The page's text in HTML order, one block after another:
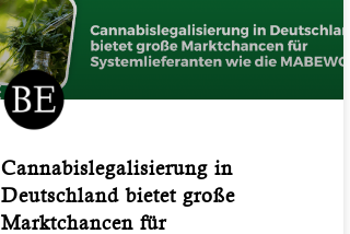
Cannabislegalisierung in
Deutschland bietet große
Marktchancen für